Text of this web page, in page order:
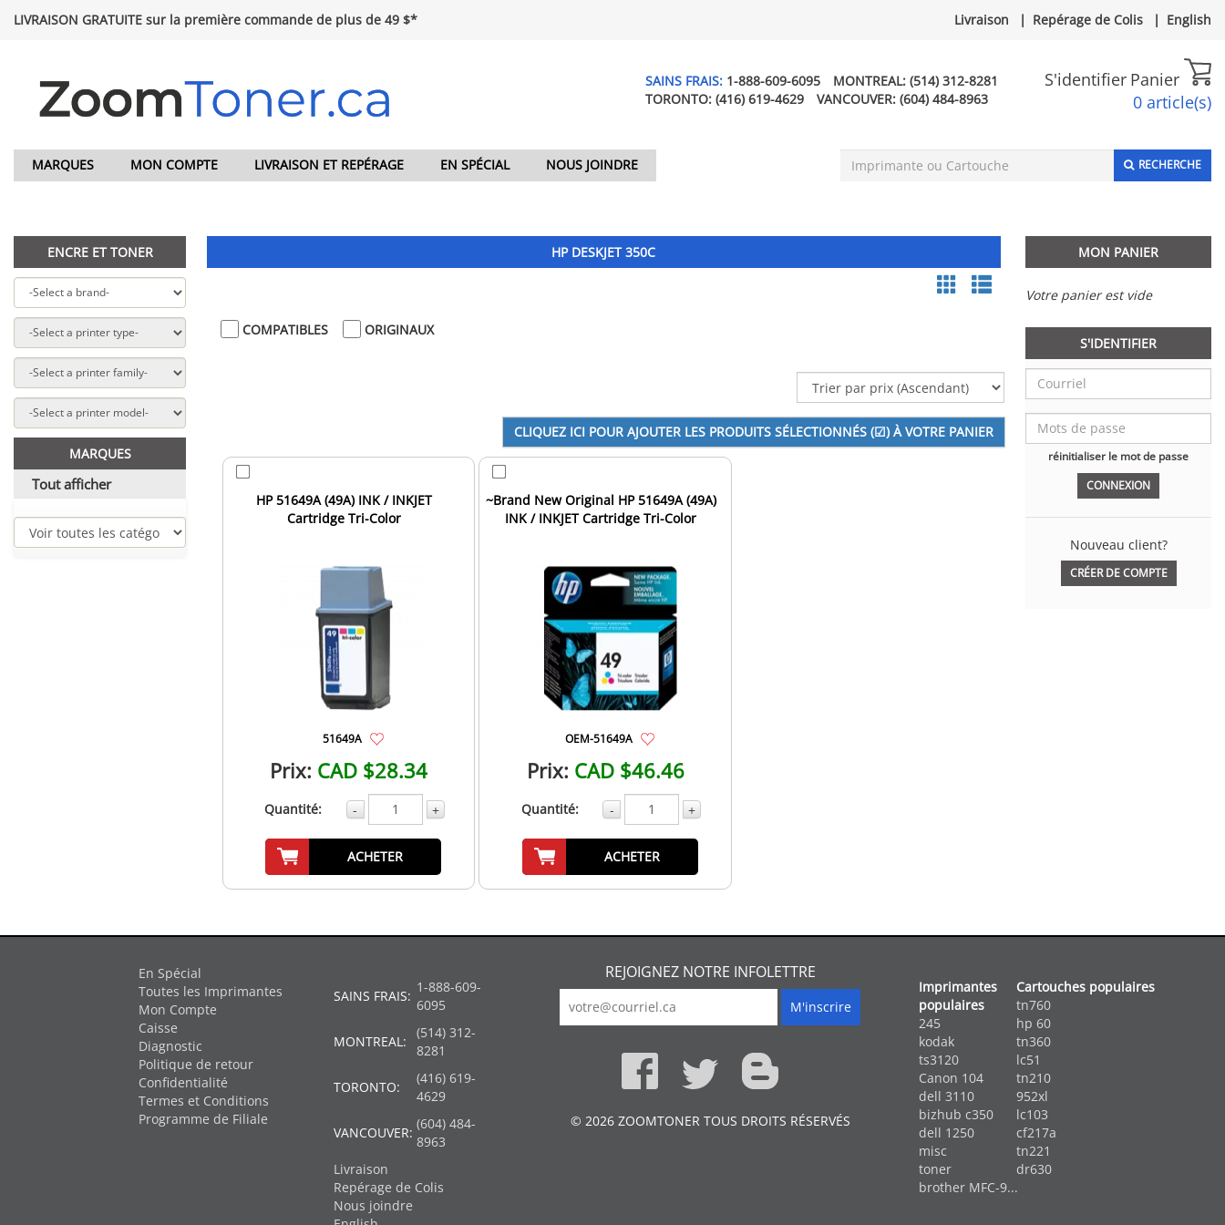
LIVRAISON GRATUITE sur la première commande de plus de 49 $* Livraison | Repérage de Colis | English
SAINS FRAIS: 1-888-609-6095 MONTREAL: (514) 312-8281
TORONTO: (416) 619-4629 VANCOUVER: (604) 484-8963
S'identifier Panier
0 article(s)
MARQUES MON COMPTE LIVRAISON ET REPÉRAGE EN SPÉCIAL NOUS JOINDRE RECHERCHE
ENCRE ET TONER
MARQUES
Tout afficher
HP DESKJET 350C
COMPATIBLES ORIGINAUX
HP 51649A (49A) INK / INKJET
Cartridge Tri-Color
51649A
Prix: CAD $28.34
Quantité: - +
ACHETER
~Brand New Original HP 51649A (49A)
INK / INKJET Cartridge Tri-Color
OEM-51649A
Prix: CAD $46.46
Quantité: - +
ACHETER
MON PANIER
Votre panier est vide
S'IDENTIFIER
réinitialiser le mot de passe
Nouveau client?
CRÉER DE COMPTE
En Spécial
Toutes les Imprimantes
Mon Compte
Caisse
Diagnostic
Politique de retour
Confidentialité
Termes et Conditions
Programme de Filiale
SAINS FRAIS:
1-888-609-
6095
MONTREAL:
(514) 312-
8281
TORONTO:
(416) 619-
4629
VANCOUVER:
(604) 484-
8963
Livraison
Repérage de Colis
Nous joindre
REJOIGNEZ NOTRE INFOLETTRE
© 2026 ZOOMTONER TOUS DROITS RÉSERVÉS
Imprimantes
populaires
245
kodak
ts3120
Canon 104
dell 3110
bizhub c350
dell 1250
misc
toner
brother MFC-9...
Cartouches populaires
tn760
hp 60
tn360
lc51
tn210
952xl
lc103
cf217a
tn221
dr630